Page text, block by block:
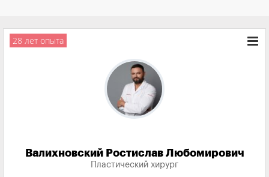
28 лет опыта
Валихновский Ростислав Любомирович
Пластический хирург